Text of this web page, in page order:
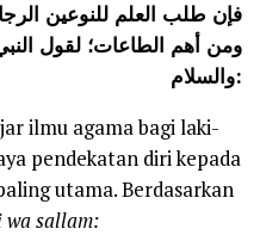
فإن طلب العلم للنوعين
ومن أهم الطاعات؛ لقول
والسلام:
ilmu agama bagi laki-
pendekatan diri kepada
utama. Berdasarkan
sallam: